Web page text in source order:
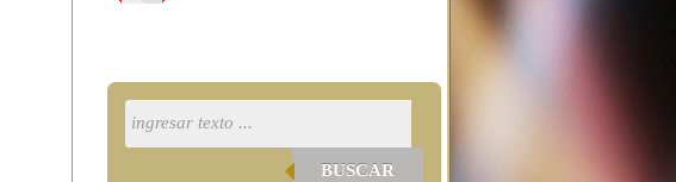
BUSCAR